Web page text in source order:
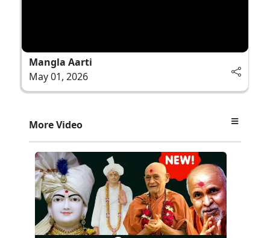
Mangla Aarti
May 01, 2026
More Video